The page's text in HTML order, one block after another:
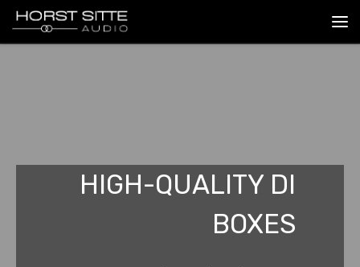
Zum Inhalt springen
HIGH-QUALITY DI
BOXES